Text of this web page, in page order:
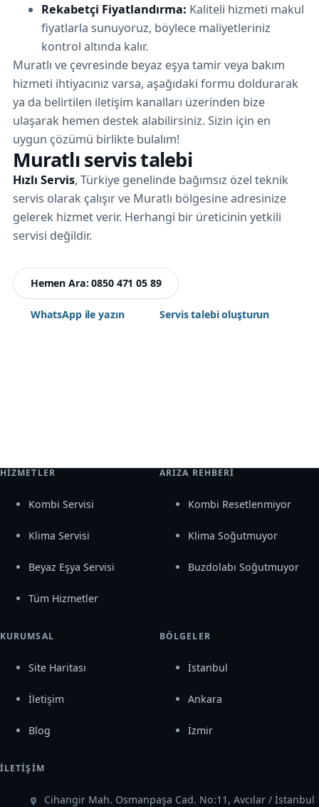
Rekabetçi Fiyatlandırma: Kaliteli hizmeti makul
fiyatlarla sunuyoruz, böylece maliyetleriniz
kontrol altında kalır.
Muratlı ve çevresinde beyaz eşya tamir veya bakım
hizmeti ihtiyacınız varsa, aşağıdaki formu doldurarak
ya da belirtilen iletişim kanalları üzerinden bize
ulaşarak hemen destek alabilirsiniz. Sizin için en
uygun çözümü birlikte bulalım!
Muratlı servis talebi
Hızlı Servis, Türkiye genelinde bağımsız özel teknik
servis olarak çalışır ve Muratlı bölgesine adresinize
gelerek hizmet verir. Herhangi bir üreticinin yetkili
servisi değildir.
Hemen Ara: 0850 471 05 89
WhatsApp ile yazın Servis talebi oluşturun
HIZMETLER
Kombi Servisi
Klima Servisi
Beyaz Eşya Servisi
Tüm Hizmetler
ARIZA REHBERI
Kombi Resetlenmiyor
Klima Soğutmuyor
Buzdolabı Soğutmuyor
KURUMSAL
Site Haritası
İletişim
Blog
BÖLGELER
İstanbul
Ankara
İzmir
İLETIŞIM
Cihangir Mah. Osmanpaşa Cad. No:11, Avcılar / İstanbul